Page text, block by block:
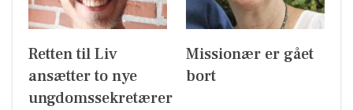
Retten til Liv
ansætter to nye
ungdomssekretærer
Missionær er gået
bort